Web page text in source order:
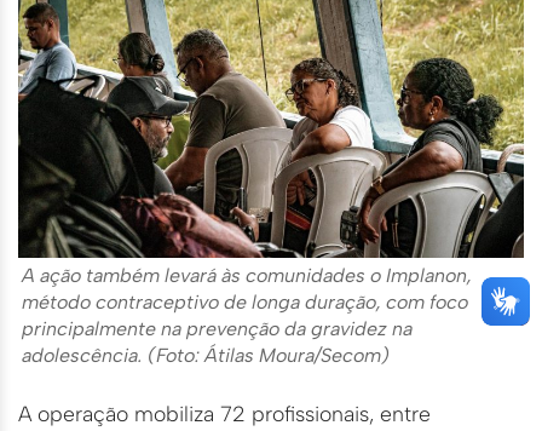
A ação também levará às comunidades o Implanon,
método contraceptivo de longa duração, com foco
principalmente na prevenção da gravidez na
adolescência. (Foto: Átilas Moura/Secom)
A operação mobiliza 72 profissionais, entre